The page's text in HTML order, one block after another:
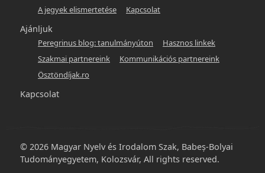
A jegyek elismertetése
Kapcsolat
Ajánljuk
Peregrinus blog: tanulmányúton
Hasznos linkek
Szakmai partnereink
Kommunikációs partnereink
Ösztöndíjak.ro
Kapcsolat
© 2026 Magyar Nyelv és Irodalom Szak, Babeș-Bolyai
Tudományegyetem, Kolozsvár, All rights reserved.